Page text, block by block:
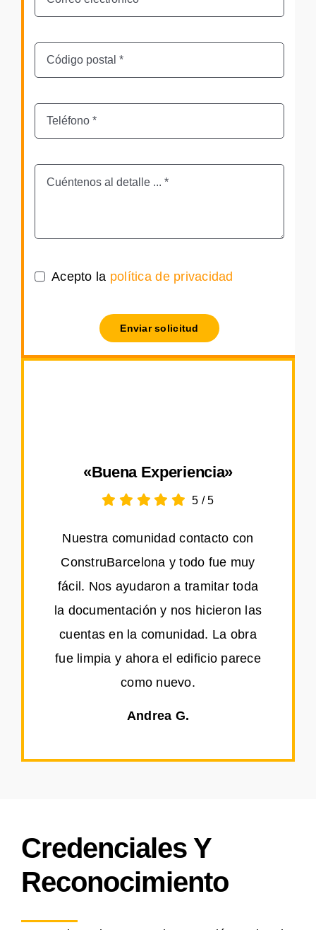
Acepto la política de privacidad
Enviar solicitud
«Buena Experiencia»
5 /5
Nuestra comunidad contacto con
ConstruBarcelona y todo fue muy
fácil. Nos ayudaron a tramitar toda
la documentación y nos hicieron las
cuentas en la comunidad. La obra
fue limpia y ahora el edificio parece
como nuevo.
Andrea G.
Credenciales Y
Reconocimiento